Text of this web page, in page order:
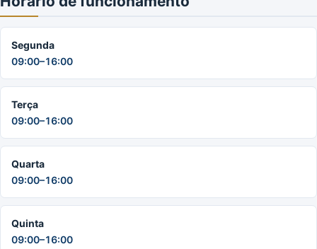
Segunda
09:00–16:00
Terça
09:00–16:00
Quarta
09:00–16:00
Quinta
09:00–16:00